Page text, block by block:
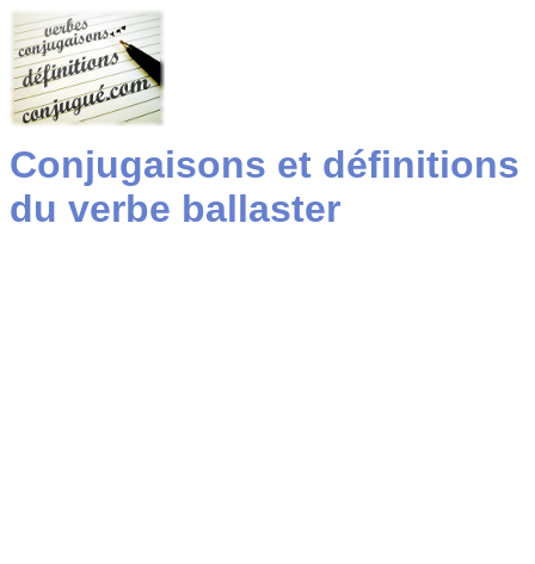
Conjugaisons et définitions
du verbe ballaster